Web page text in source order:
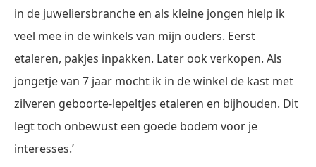
in de juweliersbranche en als kleine jongen hielp ik
veel mee in de winkels van mijn ouders. Eerst
etaleren, pakjes inpakken. Later ook verkopen. Als
jongetje van 7 jaar mocht ik in de winkel de kast met
zilveren geboorte-lepeltjes etaleren en bijhouden. Dit
legt toch onbewust een goede bodem voor je
interesses.’